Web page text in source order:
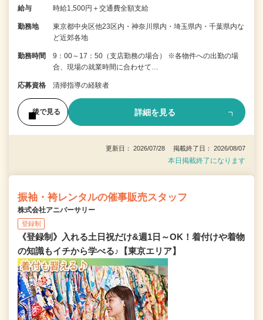
給与 時給1,500円＋交通費全額支給
勤務地
東京都中央区他23区内・神奈川県内・埼玉県内・千葉県内な
ど近郊各地
勤務時間
9：00～17：50（支店勤務の場合） ※各物件への出勤の場
合、現場の就業時間に合わせて…
応募資格 清掃指導の経験者
後で見る 詳細を見る
更新日： 2026/07/28 掲載終了日： 2026/08/07
本日掲載終了になります
振袖・袴レンタルの催事販売スタッフ
株式会社アニバーサリー
登録制
《登録制》入れる土日祝だけ&週1日～OK！着付けや着物
の知識もイチから学べる♪【東京エリア】